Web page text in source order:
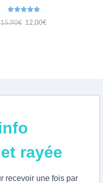
5.00
15,90€ Le
12,00€
rayée
recevoir une fois par